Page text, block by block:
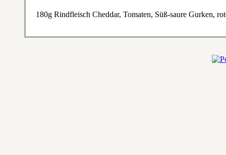
180g Rindfleisch Cheddar, Tomaten, Süß-saure Gurken,